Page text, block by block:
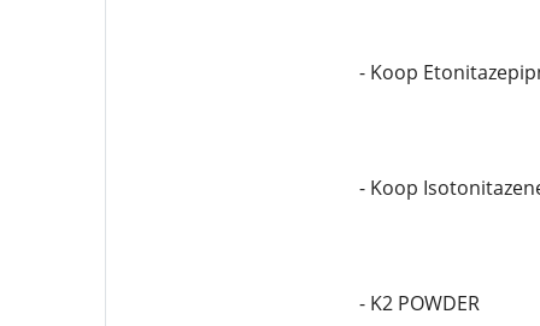
- Koop
- Koop
- K2 POWDER